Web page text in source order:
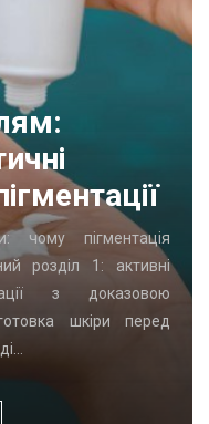
чому пігментація
розділ 1: активні
з доказовою
шкіри перед